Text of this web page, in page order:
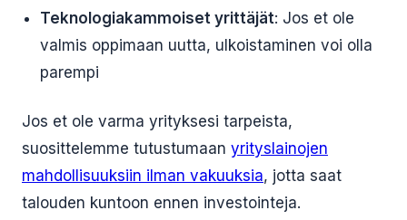
Teknologiakammoiset yrittäjät: Jos et ole
valmis oppimaan uutta, ulkoistaminen voi olla
parempi
Jos et ole varma yrityksesi tarpeista,
suosittelemme tutustumaan yrityslainojen
mahdollisuuksiin ilman vakuuksia, jotta saat
talouden kuntoon ennen investointeja.